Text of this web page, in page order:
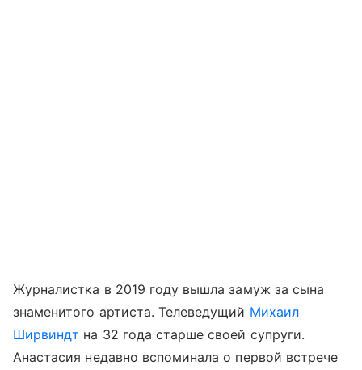
Журналистка в 2019 году вышла замуж за сына
знаменитого артиста. Телеведущий Михаил
Ширвиндт на 32 года старше своей супруги.
Анастасия недавно вспоминала о первой встрече